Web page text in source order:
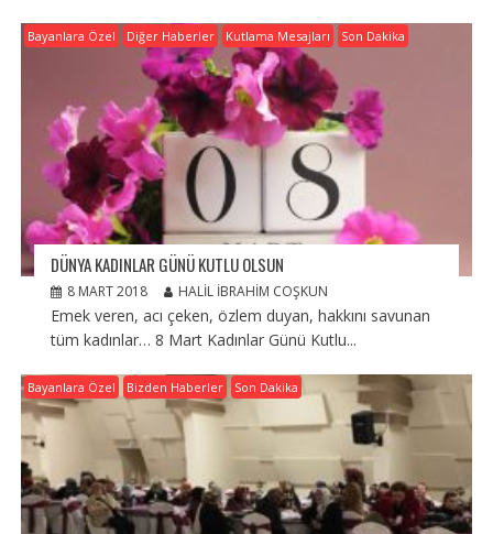
Bayanlara Özel Diğer Haberler Kutlama Mesajları Son Dakika
DÜNYA KADINLAR GÜNÜ KUTLU OLSUN
8 MART 2018 HALIL İBRAHIM COŞKUN
Emek veren, acı çeken, özlem duyan, hakkını savunan
tüm kadınlar… 8 Mart Kadınlar Günü Kutlu...
Bayanlara Özel Bizden Haberler Son Dakika